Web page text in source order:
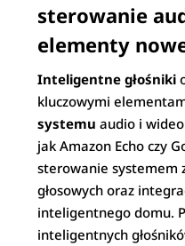
sterowanie
elementy
Inteligentne głośniki
kluczowymi
systemu audio i
jak Amazon Echo czy
sterowanie systemem
głosowych oraz
inteligentnego domu.
inteligentnych